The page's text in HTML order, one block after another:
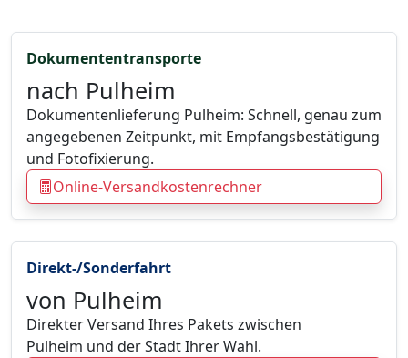
Direkt-/Sonderfahrt
von Pulheim
Direkter Versand Ihres Pakets zwischen
Pulheim und der Stadt Ihrer Wahl.
Dokumententransporte
nach Pulheim
Dokumentenlieferung Pulheim: Schnell, genau zum
angegebenen Zeitpunkt, mit Empfangsbestätigung
und Fotofixierung.
Online-Versandkostenrechner